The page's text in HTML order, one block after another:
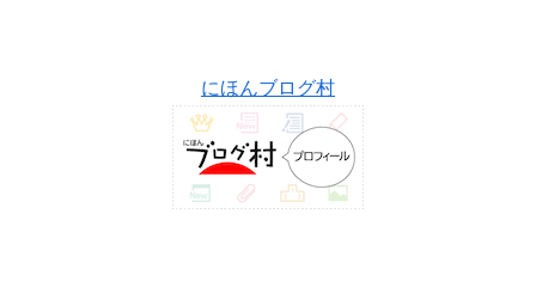
にほんブログ村